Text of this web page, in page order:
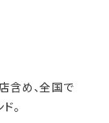
含め、全国で
。